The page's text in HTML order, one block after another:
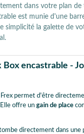
dans votre plan de
est munie d'une
simplicité la galette de
Box encastrable -
Frex permet d'être
offre un gain de place
directement dans une